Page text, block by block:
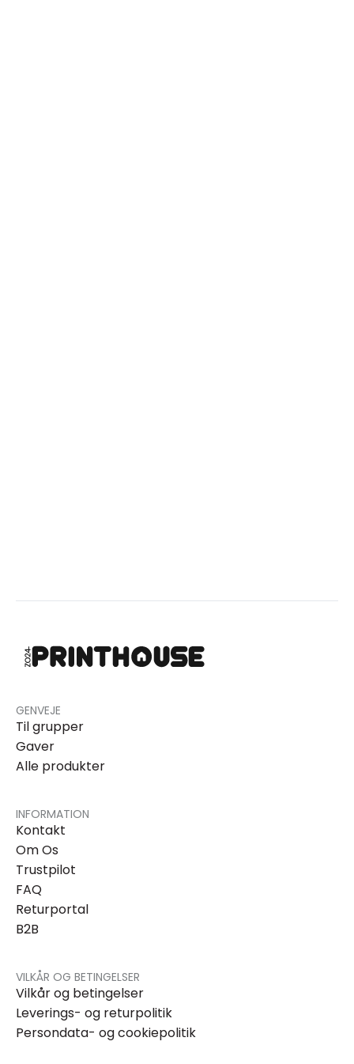
GENVEJE
Til grupper
Gaver
Alle produkter
INFORMATION
Kontakt
Om Os
Trustpilot
FAQ
Returportal
B2B
VILKÅR OG BETINGELSER
Vilkår og betingelser
Leverings- og returpolitik
Persondata- og cookiepolitik